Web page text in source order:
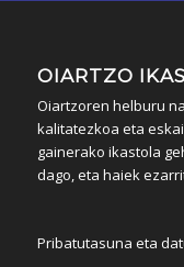
OIARTZO
Oiartzoren helburu
kalitatezkoa eta
gainerako ikastola
dago, eta haiek
Pribatutasuna eta